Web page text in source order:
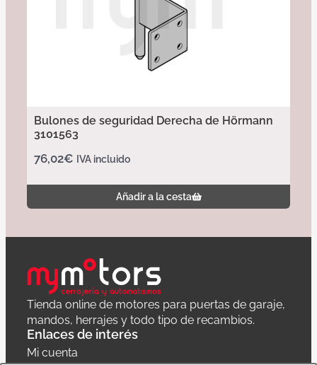
Bulones de seguridad Derecha de Hörmann
3101563
76,02€ IVA incluido
Añadir a la cesta
Tienda online de motores para puertas de garaje,
mandos, herrajes y todo tipo de recambios.
Enlaces de interés
Mi cuenta